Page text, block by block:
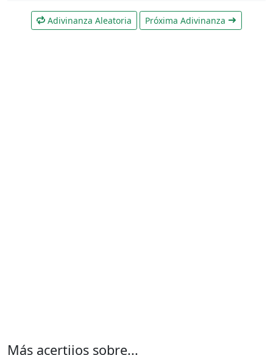
Adivinanza Aleatoria Próxima Adivinanza
Más acertijos sobre...